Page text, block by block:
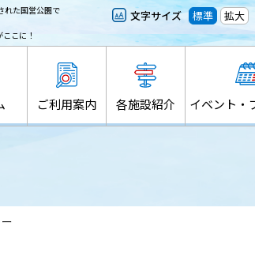
れた国営公園で
こに！
文字サイズ 標準 拡大
ご利用案内 各施設紹介 イベント・